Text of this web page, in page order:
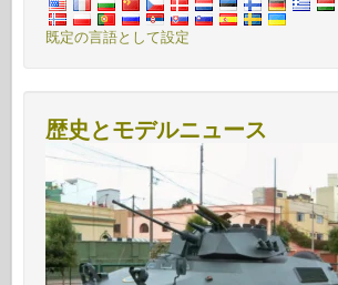
既定の言語として設定
歴史とモデルニュース